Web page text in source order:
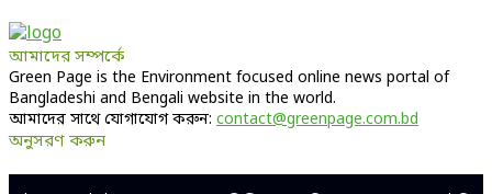
আমাদের সম্পর্কে
Green Page is the Environment focused online news portal of
Bangladeshi and Bengali website in the world.
আমাদের সাথে যোগাযোগ করুন: contact@greenpage.com.bd
অনুসরণ করুন